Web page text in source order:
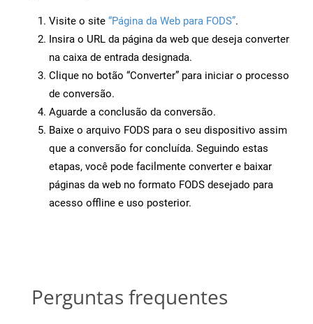
Visite o site “Página da Web para FODS”.
Insira o URL da página da web que deseja converter
na caixa de entrada designada.
Clique no botão “Converter” para iniciar o processo
de conversão.
Aguarde a conclusão da conversão.
Baixe o arquivo FODS para o seu dispositivo assim
que a conversão for concluída. Seguindo estas
etapas, você pode facilmente converter e baixar
páginas da web no formato FODS desejado para
acesso offline e uso posterior.
Perguntas frequentes